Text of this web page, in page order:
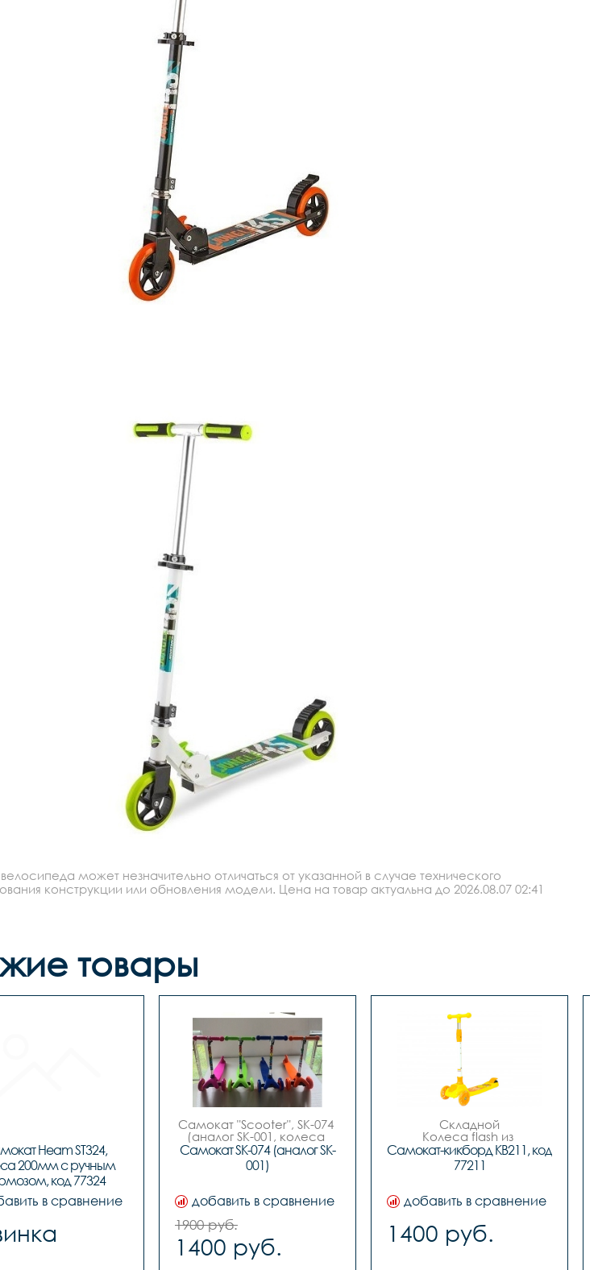
может незначительно отличаться от указанной в случае технического
конструкции или обновления модели. Цена на товар актуальна до 2026.08.07 02:41
товары
Heam ST324,
200мм с ручным
код 77324
в сравнение
Самокат "Scooter", SK-074
(аналог SK-001, колеса
PVC),
Возраст от 3х лет, 3х кол.,
передние колеса PVC:
28мм;
заднее колесо PVC:
диаметр 80мм, ширина
ширина деки 110мм,
руль с регулировкой,
Самокат SK-074 (аналог SK-
001)
добавить в сравнение
1900 руб.
1400 руб.
Складной
Колеса flash из
полиуретана
Заднее колесо из ПВХ
Размер колеса переднее
Заднее 10mm
Размер деки 400*130mm
Вес 3.0кг
Цвет жёлто-оранжевый
Самокат-кикборд KB211, код
77211
добавить в сравнение
1400 руб.